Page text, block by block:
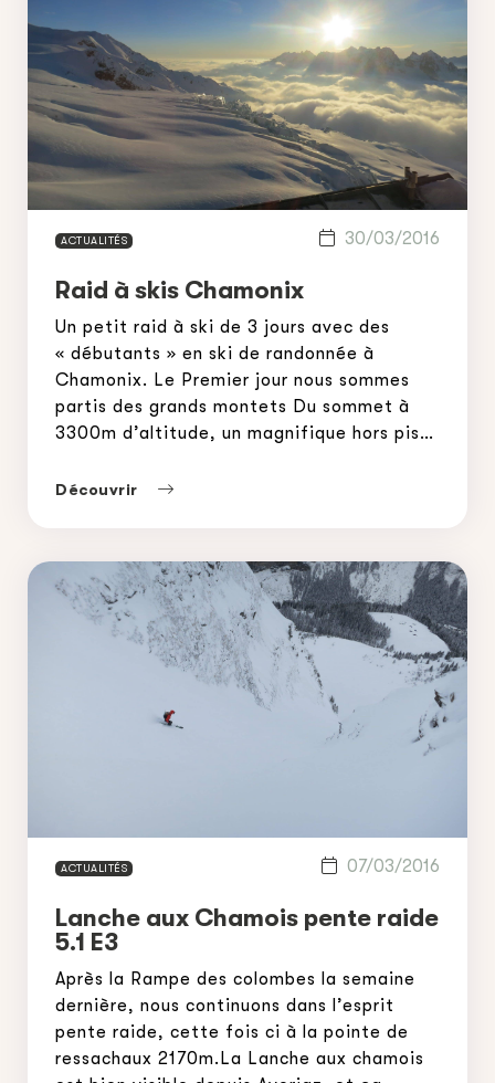
ACTUALITÉS
Raid à skis Chamonix
Un petit raid à ski de 3 jours avec des
« débutants » en ski de randonnée à
Chamonix. Le Premier jour nous sommes
partis des grands montets Du sommet à
3300m d’altitude, un magnifique hors piste
face nord des droites, sur le glacier
Découvrir
30/03/2016
ACTUALITÉS
Lanche aux Chamois pente raide
5.1 E3
Après la Rampe des colombes la semaine
dernière, nous continuons dans l’esprit
pente raide, cette fois ci à la pointe de
ressachaux 2170m.La Lanche aux chamois
07/03/2016